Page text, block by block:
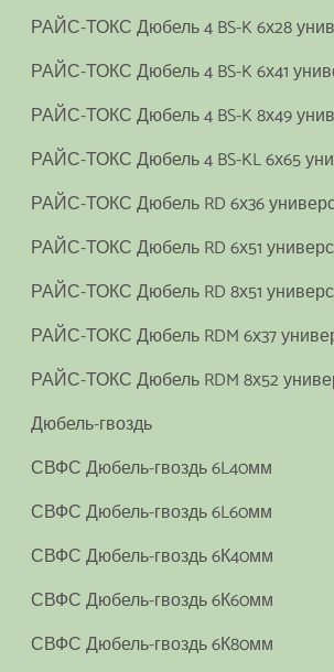
РАЙС-ТОКС Дюбель 4 BS-K 6х28
РАЙС-ТОКС Дюбель 4 BS-K 6х41
РАЙС-ТОКС Дюбель 4 BS-K 8х49
РАЙС-ТОКС Дюбель 4 BS-KL 6х65
РАЙС-ТОКС Дюбель RD 6х36
РАЙС-ТОКС Дюбель RD 6х51
РАЙС-ТОКС Дюбель RD 8х51
РАЙС-ТОКС Дюбель RDM 6х37
РАЙС-ТОКС Дюбель RDM 8х52
Дюбель-гвоздь
СВФС Дюбель-гвоздь 6L40мм
СВФС Дюбель-гвоздь 6L60мм
СВФС Дюбель-гвоздь 6К40мм
СВФС Дюбель-гвоздь 6К60мм
СВФС Дюбель-гвоздь 6К80мм